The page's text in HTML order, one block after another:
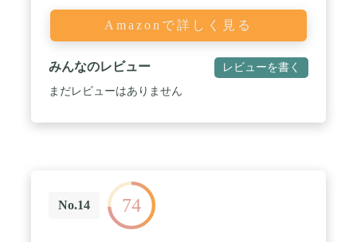
Amazonで詳しく見る
みんなのレビュー レビューを書く
まだレビューはありません
No.14 74